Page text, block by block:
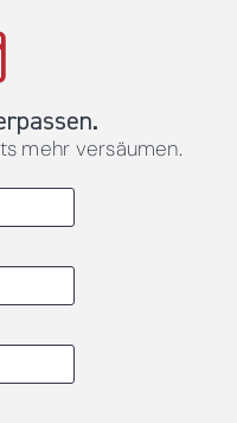
mehr versäumen.